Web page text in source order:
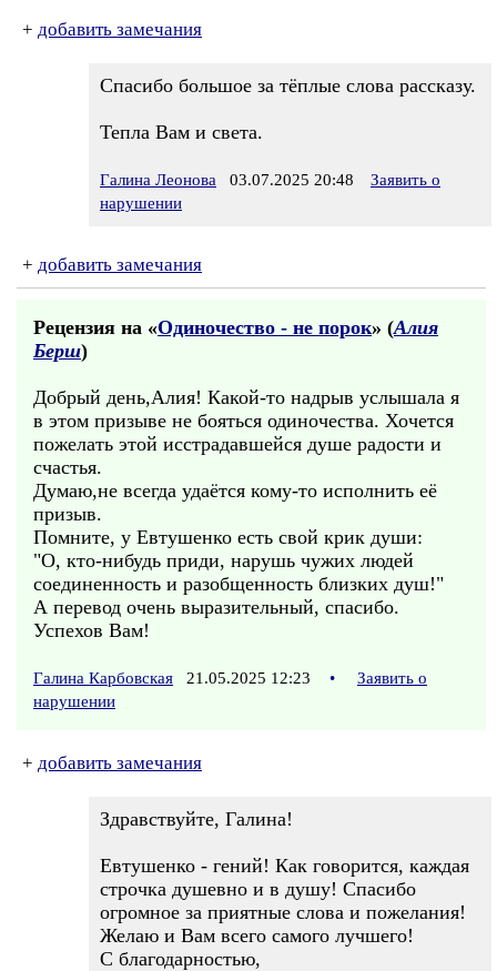
+ добавить замечания
Спасибо большое за тёплые слова рассказу.
Тепла Вам и света.
Галина Леонова 03.07.2025 20:48
Заявить о
нарушении
+ добавить замечания
Рецензия на «Одиночество - не порок» (Алия
Берш)
Добрый день,Алия! Какой-то надрыв услышала я
в этом призыве не бояться одиночества. Хочется
пожелать этой исстрадавшейся душе радости и
счастья.
Думаю,не всегда удаётся кому-то исполнить её
призыв.
Помните, у Евтушенко есть свой крик души:
"О, кто-нибудь приди, нарушь чужих людей
соединенность и разобщенность близких душ!"
А перевод очень выразительный, спасибо.
Успехов Вам!
Галина Карбовская 21.05.2025 12:23 •
Заявить о
нарушении
+ добавить замечания
Здравствуйте, Галина!
Евтушенко - гений! Как говорится, каждая
строчка душевно и в душу! Спасибо
огромное за приятные слова и пожелания!
Желаю и Вам всего самого лучшего!
С благодарностью,